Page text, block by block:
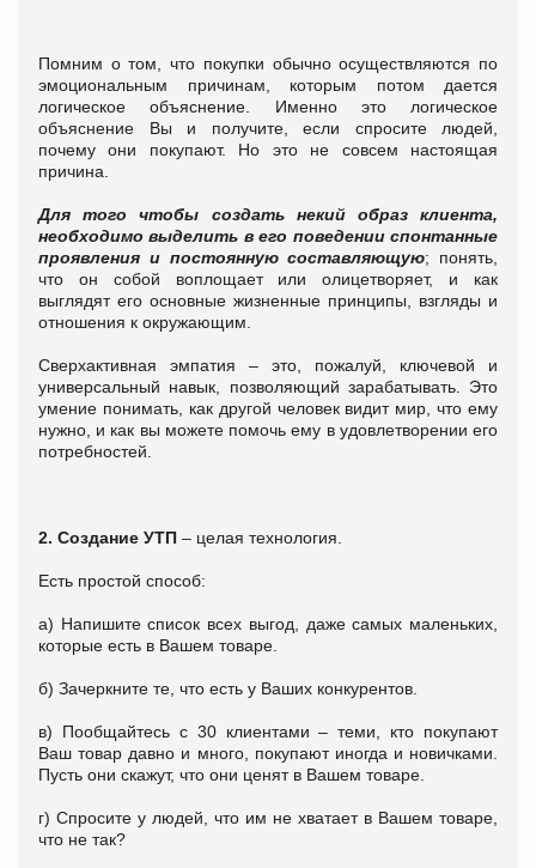
Помним о том, что покупки обычно осуществляются по
эмоциональным причинам, которым потом дается
логическое объяснение. Именно это логическое
объяснение Вы и получите, если спросите людей,
почему они покупают. Но это не совсем настоящая
причина.
Для того чтобы создать некий образ клиента,
необходимо выделить в его поведении спонтанные
проявления и постоянную составляющую; понять,
что он собой воплощает или олицетворяет, и как
выглядят его основные жизненные принципы, взгляды и
отношения к окружающим.
Сверхактивная эмпатия – это, пожалуй, ключевой и
универсальный навык, позволяющий зарабатывать. Это
умение понимать, как другой человек видит мир, что ему
нужно, и как вы можете помочь ему в удовлетворении его
потребностей.
2. Создание УТП – целая технология.
Есть простой способ:
а) Напишите список всех выгод, даже самых маленьких,
которые есть в Вашем товаре.
б) Зачеркните те, что есть у Ваших конкурентов.
в) Пообщайтесь с 30 клиентами – теми, кто покупают
Ваш товар давно и много, покупают иногда и новичками.
Пусть они скажут, что они ценят в Вашем товаре.
г) Спросите у людей, что им не хватает в Вашем товаре,
что не так?